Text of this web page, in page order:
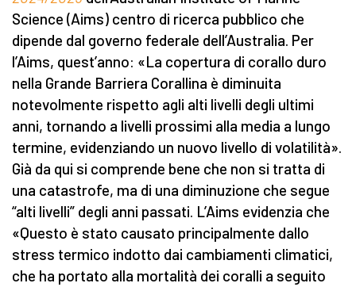
Science (Aims) centro di ricerca pubblico che
dipende dal governo federale dell’Australia. Per
l’Aims, quest’anno: «La copertura di corallo duro
nella Grande Barriera Corallina è diminuita
notevolmente rispetto agli alti livelli degli ultimi
anni, tornando a livelli prossimi alla media a lungo
termine, evidenziando un nuovo livello di volatilità».
Già da qui si comprende bene che non si tratta di
una catastrofe, ma di una diminuzione che segue
“alti livelli” degli anni passati. L’Aims evidenzia che
«Questo è stato causato principalmente dallo
stress termico indotto dai cambiamenti climatici,
che ha portato alla mortalità dei coralli a seguito